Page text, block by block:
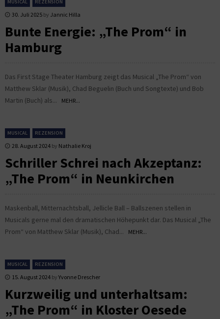
MUSICAL REZENSION
30. Juli 2025 by Jannic Hilla
Bunte Energie: „The Prom“ in
Hamburg
Das First Stage Theater Hamburg zeigt das Musical „The Prom“ von
Matthew Sklar (Musik), Chad Beguelin (Buch und Songtexte) und Bob
Martin (Buch) als...
MEHR...
MUSICAL REZENSION
28. August 2024 by Nathalie Kroj
Schriller Schrei nach Akzeptanz:
„The Prom“ in Neunkirchen
Maskenball, Mitternachtsball, Jellicle Ball – Ballszenen stellen in
Musicals gerne mal den dramatischen Höhepunkt dar. Das Musical „The
Prom“ von Matthew Sklar (Musik), Chad...
MEHR...
MUSICAL REZENSION
15. August 2024 by Yvonne Drescher
Kurzweilig und unterhaltsam:
„The Prom“ in Kloster Oesede